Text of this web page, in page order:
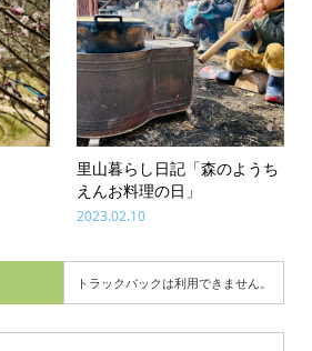
里山暮らし日記「森のようち
えんお料理の日」
2023.02.10
トラックバックは利用できません。